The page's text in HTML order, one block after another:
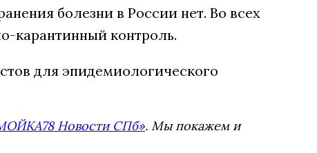
болезни в России нет. Во всех
карантинный контроль.
для эпидемиологического
Новости СПб». Мы покажем и